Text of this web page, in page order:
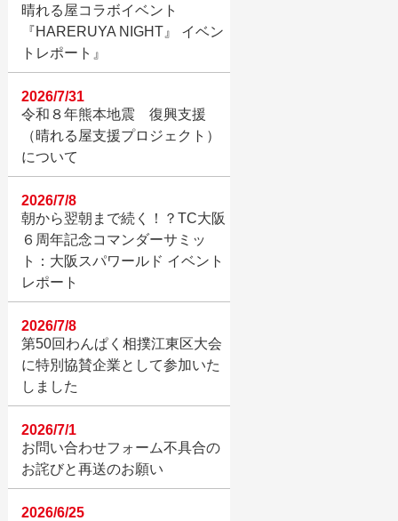
晴れる屋コラボイベント
『HARERUYA NIGHT』 イベン
トレポート』
令和８年熊本地震 復興支援
（晴れる屋支援プロジェクト）
について
2026/7/31
朝から翌朝まで続く！？TC大阪
６周年記念コマンダーサミッ
ト：大阪スパワールド イベント
レポート
2026/7/8
第50回わんぱく相撲江東区大会
に特別協賛企業として参加いた
しました
2026/7/8
お問い合わせフォーム不具合の
お詫びと再送のお願い
2026/7/1
2026/6/25